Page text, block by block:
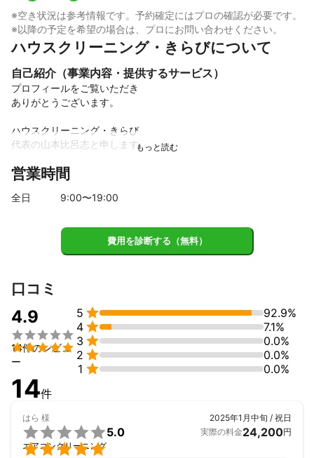
※空き状況は参考情報です。予約確定にはプロの確認が必要です。
※以降の予定を希望の場合は、プロにお問い合わせください。
ハウスクリーニング・きらびについて
自己紹介（事業内容・提供するサービス）
プロフィールをご覧いただき
ありがとうございます。
ハウスクリーニング・きらび
代表の山本比呂志と申します。
この度、故郷の高知県にて
前職では、半導体のサービス
エンジンとして単身赴任で
お掃除のお仕事や地域の方々、
たくさんの人達との交流を求めて、
数ヶ月間の研修を終え、故郷の
高知で旗揚げいたしました！
研修や様々な現場で培った豊富
な経験と知識を活かし、最適な
作業を行います。
高齢化が進み、日々のお掃除も
ままならない状況の方
営業時間
全日 9:00〜19:00
費用を診断する（無料）
口コミ
4.9


14件のレビュ
ー
5 
92.9%
4 
7.1%
3 
0.0%
2 
0.0%
1  0.0%
14件
はら 様


5.0
エアコンクリーニング
2025年1月中旬 / 祝日
実際の料金24,200円